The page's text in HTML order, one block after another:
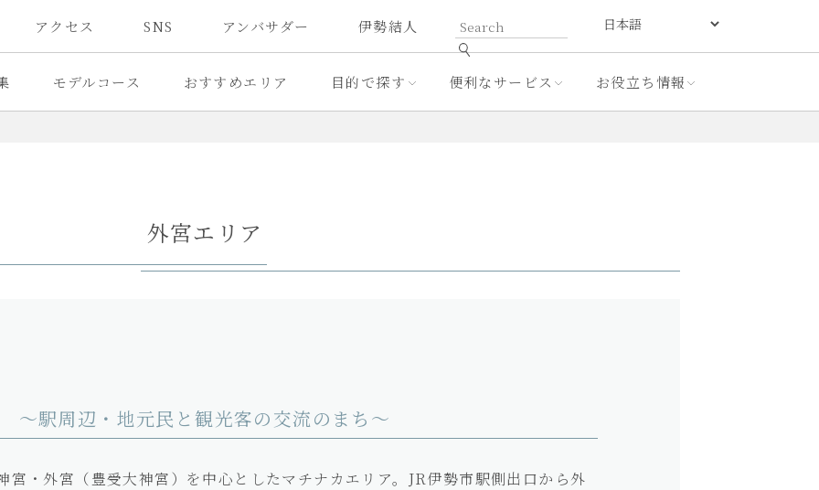
アクセス SNS アンバサダー 伊勢結人
モデルコース おすすめエリア 目的で探す 便利なサービス お役立ち情報
外宮エリア
～駅周辺・地元民と観光客の交流のまち～
宮・外宮（豊受大神宮）を中心としたマチナカエリア。JR伊勢市駅側出口から外